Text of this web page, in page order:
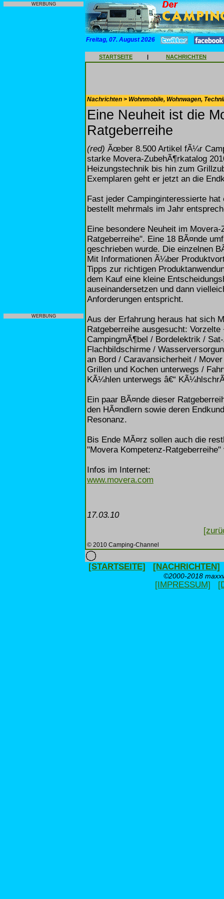
WERBUNG
WERBUNG
Freitag, 07. August 2026
STARTSEITE | NACHRICHTEN
Nachrichten > Wohnmobile, Wohnwagen,
Eine Neuheit ist die
Ratgeberreihe
(red) Ãœber 8.500 Artikel fÃ¼r
starke Movera-ZubehÃ¶rkatalog
Heizungstechnik bis hin zum
Exemplaren geht er jetzt an die
Fast jeder Campinginteressierte
bestellt mehrmals im Jahr
Eine besondere Neuheit im
Ratgeberreihe". Eine 18 BÃ¤nde
geschrieben wurde. Die einzelnen
Mit Informationen Ã¼ber
Tipps zur richtigen
dem Kauf eine kleine
auseinandersetzen und dann
Anforderungen entspricht.
Aus der Erfahrung heraus hat sich
Ratgeberreihe ausgesucht:
CampingmÃ¶bel / Bordelektrik /
Flachbildschirme /
an Bord / Caravansicherheit /
Grillen und Kochen unterwegs /
KÃ¼hlen unterwegs â€“
Ein paar BÃ¤nde dieser
den HÃ¤ndlern sowie deren
Resonanz.
Bis Ende MÃ¤rz sollen auch die
"Movera Kompetenz-
Infos im Internet:
www.movera.com
17.03.10
© 2010 Camping-Channel
[STARTSEITE] [NACHRICHTEN]
©2000-2018
[IMPRESSUM]